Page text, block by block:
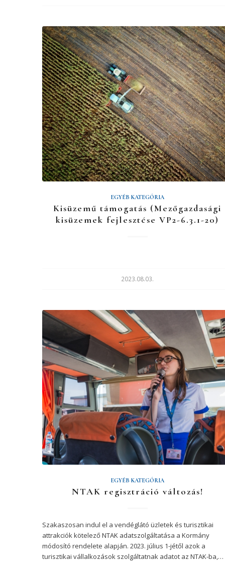
EGYÉB KATEGÓRIA
Kisüzemű támogatás (Mezőgazdasági
kisüzemek fejlesztése VP2-6.3.1-20)
2023.08.03.
EGYÉB KATEGÓRIA
NTAK regisztráció változás!
Szakaszosan indul el a vendéglátó üzletek és turisztikai
attrakciók kötelező NTAK adatszolgáltatása a Kormány
módosító rendelete alapján. 2023. július 1-jétől azok a
turisztikai vállalkozások szolgáltatnak adatot az NTAK-ba,…